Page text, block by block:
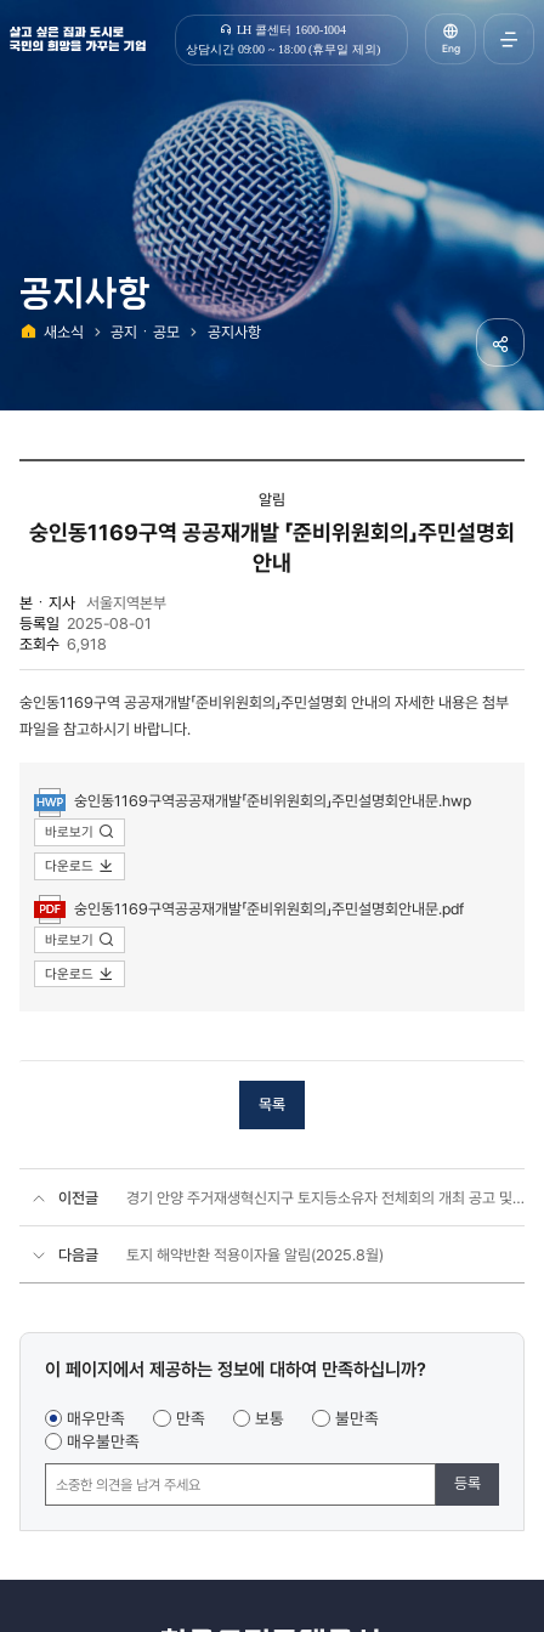
살고 싶은 집과 도시로 국민의 희망을 가꾸는 기업 | 한국토지주택공사
LH 콜센터 1600-1004
상담시간 09:00 ~ 18:00 (휴무일 제외)
Eng
열기
공지사항
새소식 공지ㆍ공모 공지사항
공유
알림
숭인동1169구역 공공재개발 「준비위원회의」주민설명회
안내
본ㆍ지사 서울지역본부
등록일 2025-08-01
조회수 6,918
숭인동1169구역 공공재개발「준비위원회의」주민설명회 안내의 자세한 내용은 첨부
파일을 참고하시기 바랍니다.
첨부파일
숭인동1169구역공공재개발「준비위원회의」주민설명회안내문.hwp
바로보기
다운로드
숭인동1169구역공공재개발「준비위원회의」주민설명회안내문.pdf
바로보기
다운로드
목록
이전글 경기 안양 주거재생혁신지구 토지등소유자 전체회의 개최 공고 및 통지
다음글 토지 해약반환 적용이자율 알림(2025.8월)
콘텐츠
조사
이 페이지에서 제공하는 정보에 대하여 만족하십니까?
매우만족 만족 보통
불만족
매우불만족
등록